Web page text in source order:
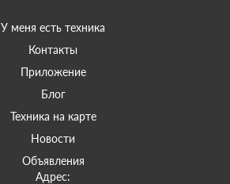
У меня есть техника
Контакты
Приложение
Блог
Техника на карте
Новости
Объявления
Адрес: